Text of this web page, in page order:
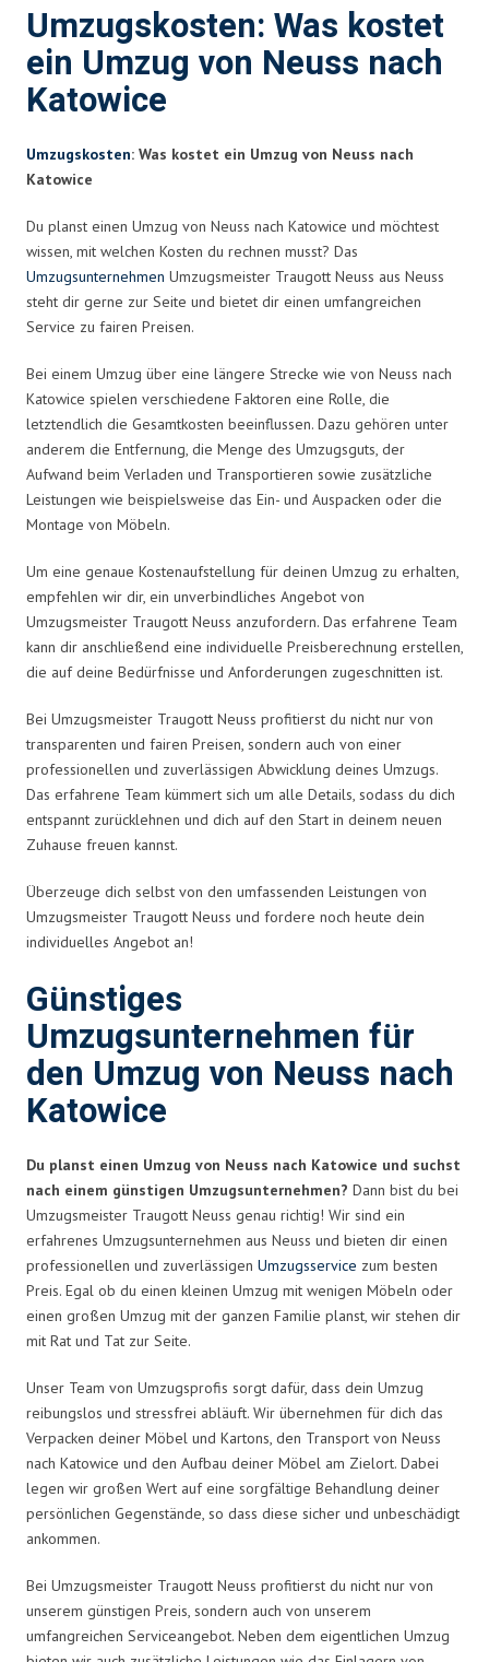
Umzugskosten: Was kostet
ein Umzug von Neuss nach
Katowice
Umzugskosten: Was kostet ein Umzug von Neuss nach
Katowice
Du planst einen Umzug von Neuss nach Katowice und möchtest
wissen, mit welchen Kosten du rechnen musst? Das
Umzugsunternehmen Umzugsmeister Traugott Neuss aus Neuss
steht dir gerne zur Seite und bietet dir einen umfangreichen
Service zu fairen Preisen.
Bei einem Umzug über eine längere Strecke wie von Neuss nach
Katowice spielen verschiedene Faktoren eine Rolle, die
letztendlich die Gesamtkosten beeinflussen. Dazu gehören unter
anderem die Entfernung, die Menge des Umzugsguts, der
Aufwand beim Verladen und Transportieren sowie zusätzliche
Leistungen wie beispielsweise das Ein- und Auspacken oder die
Montage von Möbeln.
Um eine genaue Kostenaufstellung für deinen Umzug zu erhalten,
empfehlen wir dir, ein unverbindliches Angebot von
Umzugsmeister Traugott Neuss anzufordern. Das erfahrene Team
kann dir anschließend eine individuelle Preisberechnung erstellen,
die auf deine Bedürfnisse und Anforderungen zugeschnitten ist.
Bei Umzugsmeister Traugott Neuss profitierst du nicht nur von
transparenten und fairen Preisen, sondern auch von einer
professionellen und zuverlässigen Abwicklung deines Umzugs.
Das erfahrene Team kümmert sich um alle Details, sodass du dich
entspannt zurücklehnen und dich auf den Start in deinem neuen
Zuhause freuen kannst.
Überzeuge dich selbst von den umfassenden Leistungen von
Umzugsmeister Traugott Neuss und fordere noch heute dein
individuelles Angebot an!
Günstiges
Umzugsunternehmen für
den Umzug von Neuss nach
Katowice
Du planst einen Umzug von Neuss nach Katowice und suchst
nach einem günstigen Umzugsunternehmen? Dann bist du bei
Umzugsmeister Traugott Neuss genau richtig! Wir sind ein
erfahrenes Umzugsunternehmen aus Neuss und bieten dir einen
professionellen und zuverlässigen Umzugsservice zum besten
Preis. Egal ob du einen kleinen Umzug mit wenigen Möbeln oder
einen großen Umzug mit der ganzen Familie planst, wir stehen dir
mit Rat und Tat zur Seite.
Unser Team von Umzugsprofis sorgt dafür, dass dein Umzug
reibungslos und stressfrei abläuft. Wir übernehmen für dich das
Verpacken deiner Möbel und Kartons, den Transport von Neuss
nach Katowice und den Aufbau deiner Möbel am Zielort. Dabei
legen wir großen Wert auf eine sorgfältige Behandlung deiner
persönlichen Gegenstände, so dass diese sicher und unbeschädigt
ankommen.
Bei Umzugsmeister Traugott Neuss profitierst du nicht nur von
unserem günstigen Preis, sondern auch von unserem
umfangreichen Serviceangebot. Neben dem eigentlichen Umzug